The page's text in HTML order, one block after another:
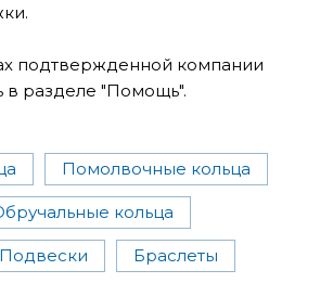
подтвержденной компании
в разделе "Помощь".
Помолвочные кольца
кольца
Подвески Браслеты